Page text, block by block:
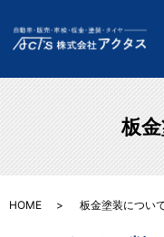
板
HOME 板金塗装につい